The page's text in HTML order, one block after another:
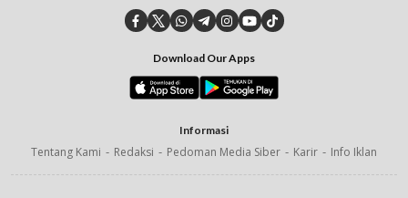
Download Our Apps
Informasi
Tentang Kami Redaksi Pedoman Media Siber Karir Info Iklan